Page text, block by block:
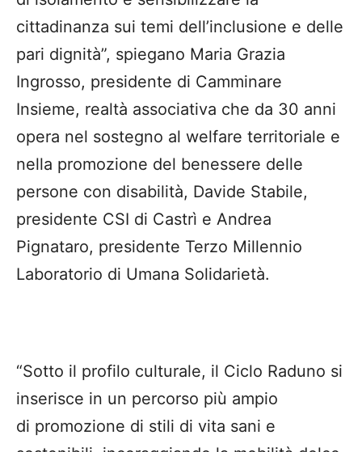
cittadinanza sui temi dell’inclusione e delle
pari dignità”, spiegano Maria Grazia
Ingrosso, presidente di Camminare
Insieme, realtà associativa che da 30 anni
opera nel sostegno al welfare territoriale e
nella promozione del benessere delle
persone con disabilità, Davide Stabile,
presidente CSI di Castrì e Andrea
Pignataro, presidente Terzo Millennio
Laboratorio di Umana Solidarietà.
“Sotto il profilo culturale, il Ciclo Raduno si
inserisce in un percorso più ampio
di promozione di stili di vita sani e